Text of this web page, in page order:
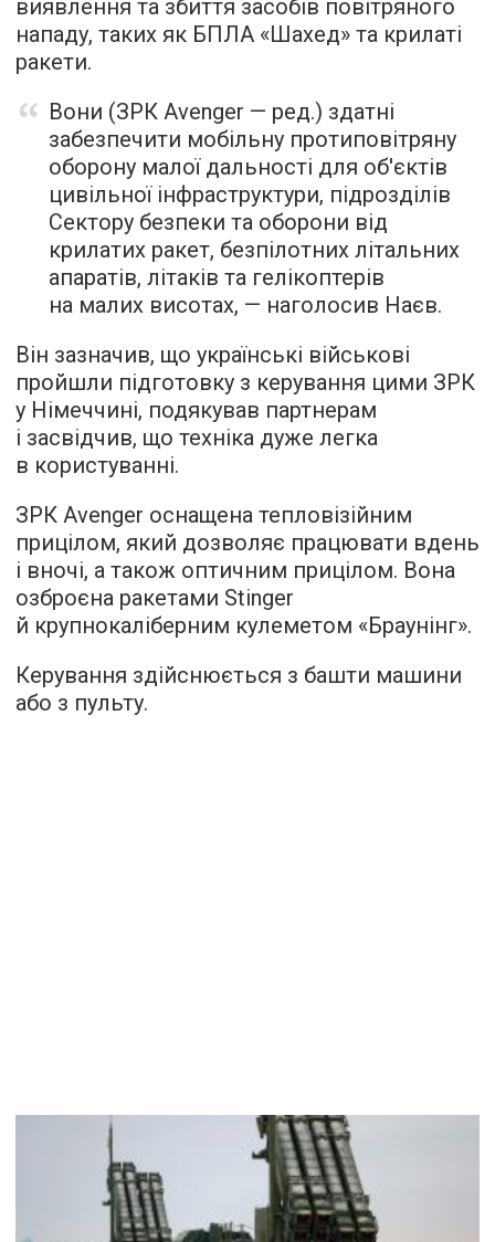
виявлення та збиття засобів повітряного
нападу, таких як БПЛА «Шахед» та крилаті
ракети.
Вони (ЗРК Avenger — ред.) здатні
забезпечити мобільну протиповітряну
оборону малої дальності для об'єктів
цивільної інфраструктури, підрозділів
Сектору безпеки та оборони від
крилатих ракет, безпілотних літальних
апаратів, літаків та гелікоптерів
на малих висотах, — наголосив Наєв.
Він зазначив, що українські військові
пройшли підготовку з керування цими ЗРК
у Німеччині, подякував партнерам
і засвідчив, що техніка дуже легка
в користуванні.
ЗРК Avenger оснащена тепловізійним
прицілом, який дозволяє працювати вдень
і вночі, а також оптичним прицілом. Вона
озброєна ракетами Stinger
й крупнокаліберним кулеметом «Браунінг».
Керування здійснюється з башти машини
або з пульту.